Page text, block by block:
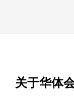
关于华体